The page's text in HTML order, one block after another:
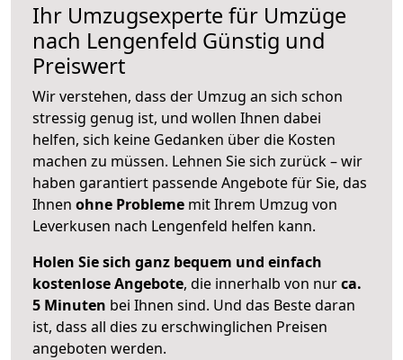
Ihr Umzugsexperte für Umzüge
nach Lengenfeld Günstig und
Preiswert
Wir verstehen, dass der Umzug an sich schon
stressig genug ist, und wollen Ihnen dabei
helfen, sich keine Gedanken über die Kosten
machen zu müssen. Lehnen Sie sich zurück – wir
haben garantiert passende Angebote für Sie, das
Ihnen ohne Probleme mit Ihrem Umzug von
Leverkusen nach Lengenfeld helfen kann.
Holen Sie sich ganz bequem und einfach
kostenlose Angebote, die innerhalb von nurca.
5 Minuten bei Ihnen sind. Und das Beste daran
ist, dass all dies zu erschwinglichen Preisen
angeboten werden.